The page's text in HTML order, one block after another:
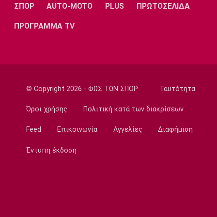
Το αποχαιρετιστήριο μήνυμα του Ορτέγκα
Ολυμπιακός: Περιμένει τον Έσε
Μπάσκετ
Μακάμπι Τελ Αβίβ: Φιλικά προετοιμασίας με
18:50
ΣΠΟΡ AUTO-MOTO PLUS ΠΡΩΤΟΣΕΛΙΔΑ
ΠΡΟΓΡΑΜΜΑ TV
© Copyright 2026 - ΦΩΣ ΤΩΝ ΣΠΟΡ Ταυτότητα
Όροι χρήσης Πολιτική κατά των διακρίσεων
Feed Επικοινωνία Αγγελίες Διαφήμιση
Έντυπη έκδοση